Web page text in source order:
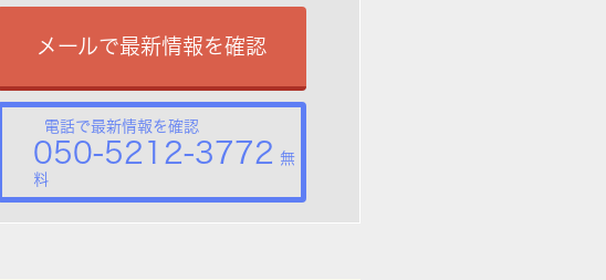
メールで最新情報を確認
電話で最新情報を確認
050-5212-3772 無
料